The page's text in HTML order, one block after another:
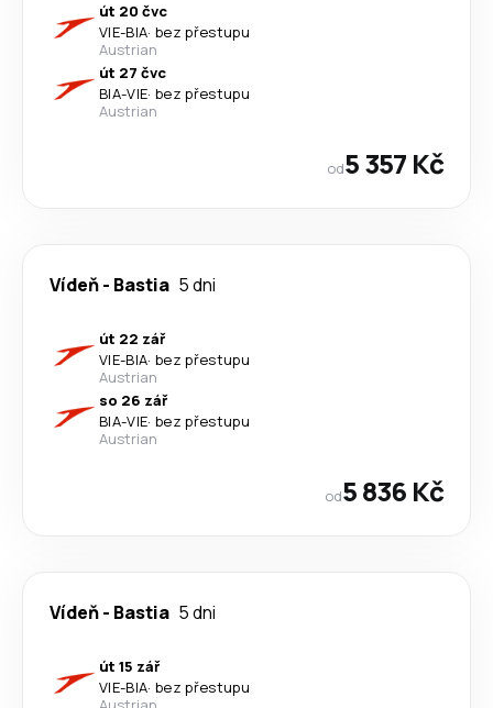
út 20 čvc
VIE-BIA· bez přestupu
Austrian
út 27 čvc
BIA-VIE· bez přestupu
Austrian
od5 357 Kč
Vídeň- Bastia 5 dni
út 22 zář
VIE-BIA· bez přestupu
Austrian
so 26 zář
BIA-VIE· bez přestupu
Austrian
od5 836 Kč
Vídeň- Bastia 5 dni
út 15 zář
VIE-BIA· bez přestupu